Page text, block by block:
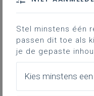
Stel minstens één
passen dit toe als
je de gepaste
Kies minstens